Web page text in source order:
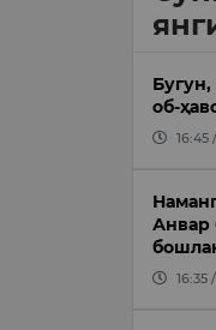
Бугун,
об-
16:45
Анвар
16:35